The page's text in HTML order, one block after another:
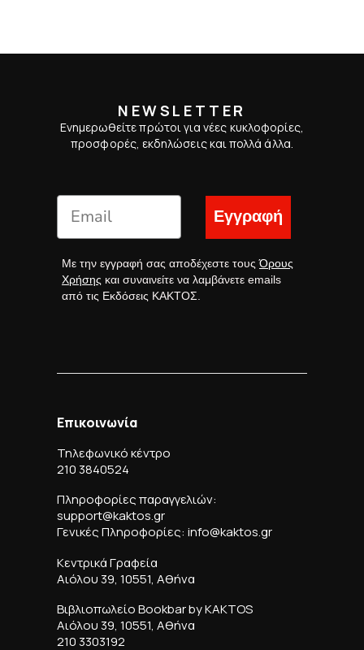
NEWSLETTER
Ενημερωθείτε πρώτοι για νέες κυκλοφορίες,
προσφορές, εκδηλώσεις και πολλά άλλα.
Εγγραφή
Με την εγγραφή σας αποδέχεστε τουςΌρους
Χρήσης και συναινείτε να λαμβάνετε emails
από τις Εκδόσεις ΚΑΚΤΟΣ.
Επικοινωνία
Τηλεφωνικό κέντρο
210 3840524
Πληροφορίες παραγγελιών:
support@kaktos.gr
Γενικές Πληροφορίες: info@kaktos.gr
Κεντρικά Γραφεία
Αιόλου 39, 10551, Αθήνα
Βιβλιοπωλείο Bookbar by KAKTOS
Αιόλου 39, 10551, Αθήνα
210 3303192